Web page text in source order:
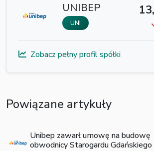
UNIBEP
UNI
Zobacz pełny profil spółki
Powiązane artykuły
Unibep zawarł umowę na budowę
obwodnicy Starogardu Gdańskiego